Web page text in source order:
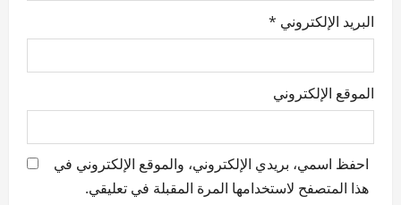
البريد الإلكتروني *
الموقع الإلكتروني
احفظ اسمي، بريدي الإلكتروني، والموقع الإلكتروني في
هذا المتصفح لاستخدامها المرة المقبلة في تعليقي.